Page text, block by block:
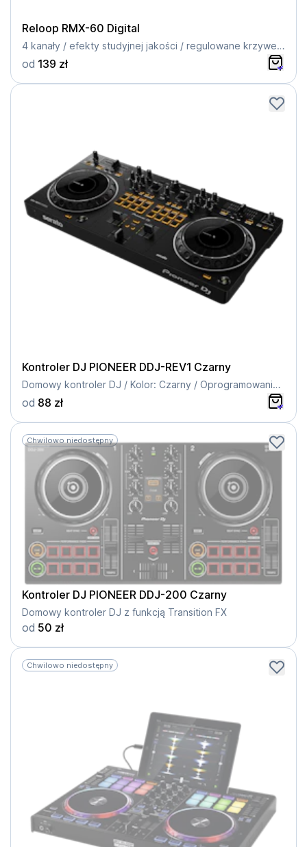
Reloop RMX-60 Digital
4 kanały / efekty studyjnej jakości / regulowane krzywe fadera / wyświetlacz LCD
od 139 zł
Kontroler DJ PIONEER DDJ-REV1 Czarny
Domowy kontroler DJ / Kolor: Czarny / Oprogramowanie: Serato DJ Lite / 2 kanały
od 88 zł
Chwilowo niedostępny
Kontroler DJ PIONEER DDJ-200 Czarny
Domowy kontroler DJ z funkcją Transition FX
od 50 zł
Chwilowo niedostępny